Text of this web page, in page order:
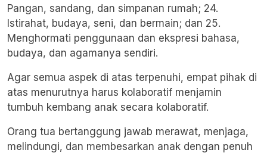
Pangan, sandang, dan simpanan rumah; 24.
Istirahat, budaya, seni, dan bermain; dan 25.
Menghormati penggunaan dan ekspresi bahasa,
budaya, dan agamanya sendiri.
Agar semua aspek di atas terpenuhi, empat pihak di
atas menurutnya harus kolaboratif menjamin
tumbuh kembang anak secara kolaboratif.
Orang tua bertanggung jawab merawat, menjaga,
melindungi, dan membesarkan anak dengan penuh